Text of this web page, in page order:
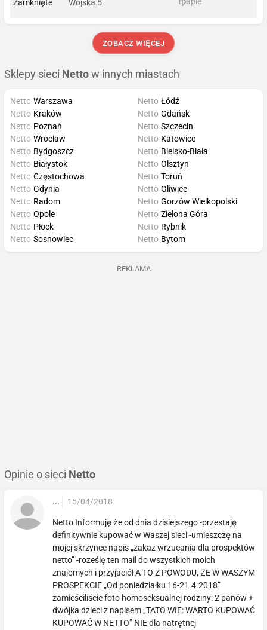
Zamknięte
Wojska 5
ZOBACZ WIĘCEJ
Sklepy sieci Netto w innych miastach
Netto Warszawa
Netto Kraków
Netto Poznań
Netto Wrocław
Netto Łódź
Netto Gdańsk
Netto Szczecin
Netto Katowice
Netto Bydgoszcz
Netto Białystok
Netto Częstochowa
Netto Gdynia
Netto Bielsko-Biała
Netto Olsztyn
Netto Toruń
Netto Gliwice
Netto Radom
Netto Opole
Netto Płock
Netto Sosnowiec
Netto Gorzów Wielkopolski
Netto Zielona Góra
Netto Rybnik
Netto Bytom
REKLAMA
Opinie o sieci Netto
... 15/04/2018
Netto Informuję że od dnia dzisiejszego -przestaję
definitywnie kupować w Waszej sieci -umieszczę na
mojej skrzynce napis „zakaz wrzucania dla prospektów
netto” -roześlę ten mail do wszystkich moich
znajomych i przyjaciół A TO Z POWODU, ŻE W WASZYM
PROSPEKCIE „Od poniedziałku 16-21.4.2018”
zamieściliście foto homoseksualnej rodziny: 2 panów +
dwójka dzieci z napisem „TATO WIE: WARTO KUPOWAĆ
KUPOWAĆ W NETTO” NIE dla natrętnej